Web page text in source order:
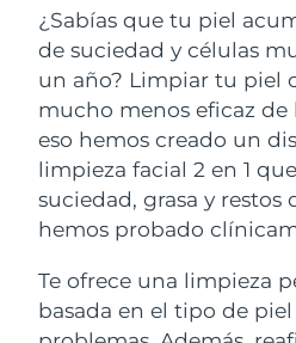
¿Sabías que tu piel
de suciedad y células
un año? Limpiar tu piel
mucho menos eficaz de
eso hemos creado un
limpieza facial 2 en 1
suciedad, grasa y restos
hemos probado
Te ofrece una limpieza
basada en el tipo de piel
Anti-aging
LUNA™ 4
Massage, LED
LUNA™ 4
Microcurrent
BEAR™ 2 go
Microcurrent
BEAR™ 2
Hidratación
UFO™ 3
Deep facial
Near-infrared
device
issa™ 4
Hybrid silicone
Smart hybrid
TRATAMIENTO
Antiedad
Bermudas
Bosnia y Herzegovina
Brunéi
Bulgaria
Canadá
Chile